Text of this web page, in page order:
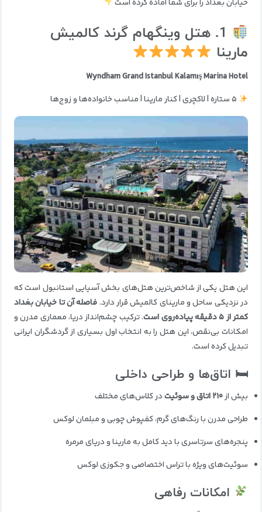
خیابان بغداد را برای شما آماده کرده است
1. هتل وینگهام گرند کالمیش
مارینا
Wyndham Grand Istanbul Kalamış Marina Hotel
این هتل یکی از شاخص‌ترین هتل‌های بخش آسیایی استانبول است که
در نزدیکی ساحل و مارینای کالمیش قرار دارد.فاصله آن تا خیابان بغداد
کمتر از ۵ دقیقه پیاده‌روی است
. ترکیب چشم‌انداز دریا، معماری مدرن و
امکانات بی‌نقص، این هتل را به انتخاب اول بسیاری از گردشگران ایرانی
تبدیل کرده است.
🛏 اتاق‌ها و طراحی داخلی
بیش از۲۱۰ اتاق و سوئیت
در کلاس‌های مختلف
طراحی مدرن با رنگ‌های گرم، کفپوش چوبی و مبلمان لوکس
پنجره‌های سرتاسری با دید کامل به مارینا و دریای مرمره
سوئیت‌های ویژه با تراس اختصاصی و جکوزی لوکس
امکانات رفاهی